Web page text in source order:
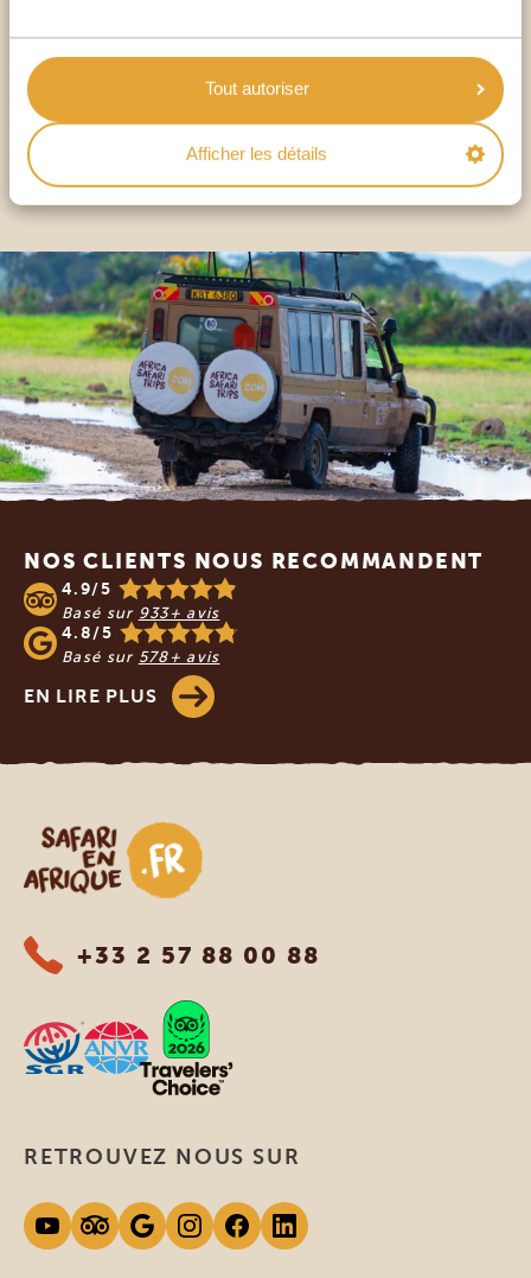
Tout autoriser
Afficher les détails
AUTRES PAYS
Footer
NOS CLIENTS NOUS RECOMMANDENT
4.9/5
Basé sur 933+ avis
4.8/5
Basé sur 578+ avis
EN LIRE PLUS
Safari en Afrique
+33 2 57 88 00 88
RETROUVEZ NOUS SUR